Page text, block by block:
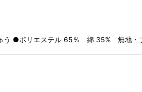
ゅう ●ポリエステル 65％ 綿 35% 無